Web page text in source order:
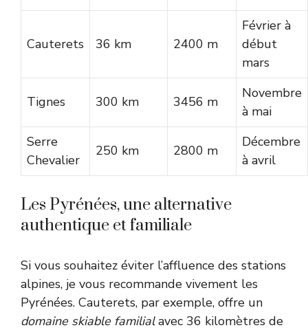
Cauterets 36 km 2400 m
Février à
début
mars
Tignes 300 km 3456 m
Novembre
à mai
Serre
Chevalier
250 km 2800 m
Décembre
à avril
Les Pyrénées, une alternative
authentique et familiale
Si vous souhaitez éviter l’affluence des stations
alpines, je vous recommande vivement les
Pyrénées. Cauterets, par exemple, offre un
domaine skiable familialavec 36 kilomètres de